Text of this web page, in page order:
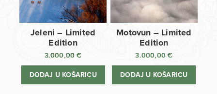
Jeleni – Limited
Edition
3.000,00€
DODAJ U KOŠARICU
Motovun – Limited
Edition
3.000,00€
DODAJ U KOŠARICU